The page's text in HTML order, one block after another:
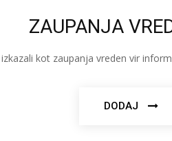
ZAUPANJA
kot zaupanja vreden vir
DODAJ